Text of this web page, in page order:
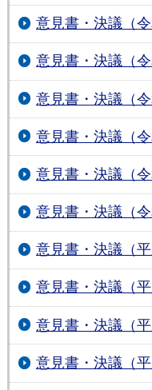
意見書・決議（令
意見書・決議（令
意見書・決議（令
意見書・決議（令
意見書・決議（令
意見書・決議（令
意見書・決議（
意見書・決議（平
意見書・決議（平
意見書・決議（平